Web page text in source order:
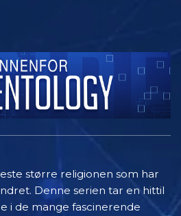
større religionen som har
Denne serien tar en hittil
i de mange fascinerende